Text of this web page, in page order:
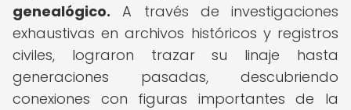
genealógico. A través de investigaciones
exhaustivas en archivos históricos y registros
civiles, lograron trazar su linaje hasta
generaciones pasadas, descubriendo
conexiones con figuras importantes de la